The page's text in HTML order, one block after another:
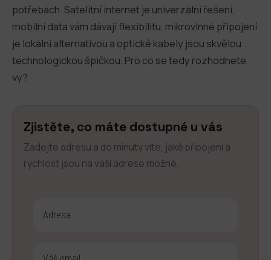
potřebách. Satelitní internet je univerzální řešení,
mobilní data vám dávají flexibilitu, mikrovlnné připojení
je lokální alternativou a optické kabely jsou skvělou
technologickou špičkou. Pro co se tedy rozhodnete
vy?
Zjistěte, co máte dostupné u vás
Zadejte adresu a do minuty víte, jaké připojení a
rychlost jsou na vaší adrese možné.